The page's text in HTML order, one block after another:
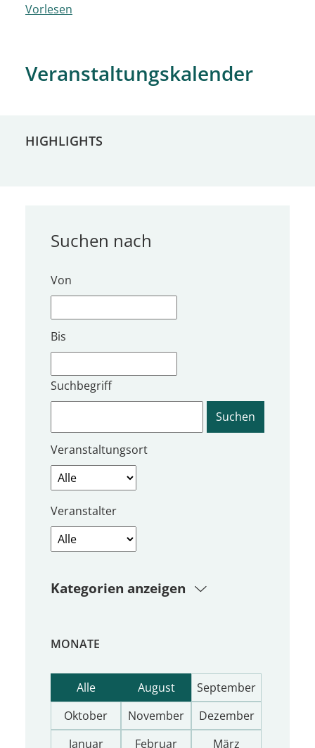
Vorlesen
Veranstaltungskalender
HIGHLIGHTS
Von
Bis
Suchen nach
Suchbegriff
Veranstaltungsort
Veranstalter
Kategorien anzeigen
MONATE
Alle August
September
Oktober
November
Dezember
Januar
Februar März